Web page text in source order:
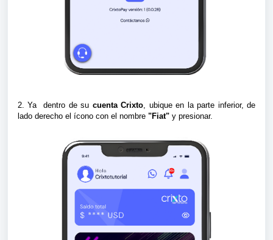
2. Ya dentro de su cuenta Crixto , ubique en la parte inferior, de
lado derecho el ícono con el nombre "Fiat" y presionar.